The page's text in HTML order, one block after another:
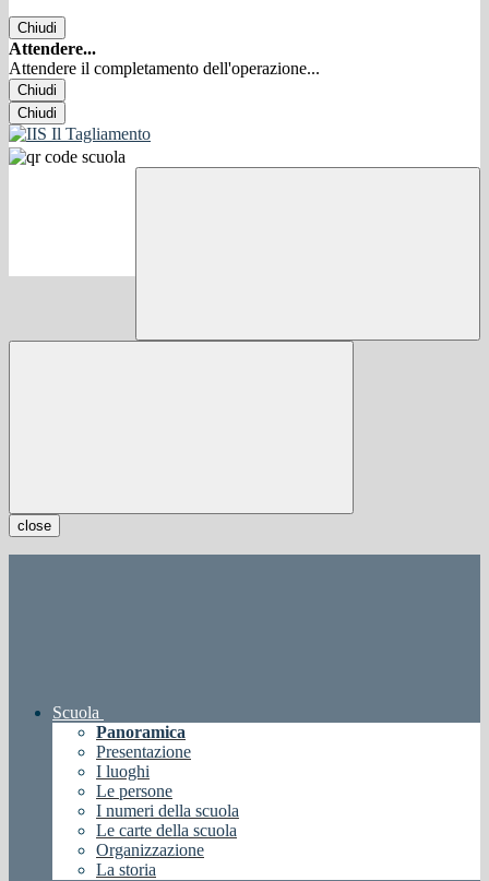
Chiudi
Attendere...
Attendere il completamento dell'operazione...
Chiudi
Chiudi
close
Scuola
Panoramica
Presentazione
I luoghi
Le persone
I numeri della scuola
Le carte della scuola
Organizzazione
La storia